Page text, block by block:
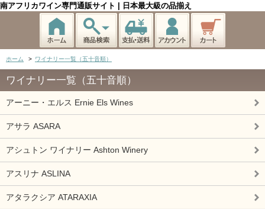
南アフリカワイン専門通販サイト | 日本最大級の品揃え
ホーム > ワイナリー一覧（五十音順）
ワイナリー一覧（五十音順）
アーニー・エルス Ernie Els Wines
アサラ ASARA
アシュトン ワイナリー Ashton Winery
アスリナ ASLINA
アタラクシア ATARAXIA